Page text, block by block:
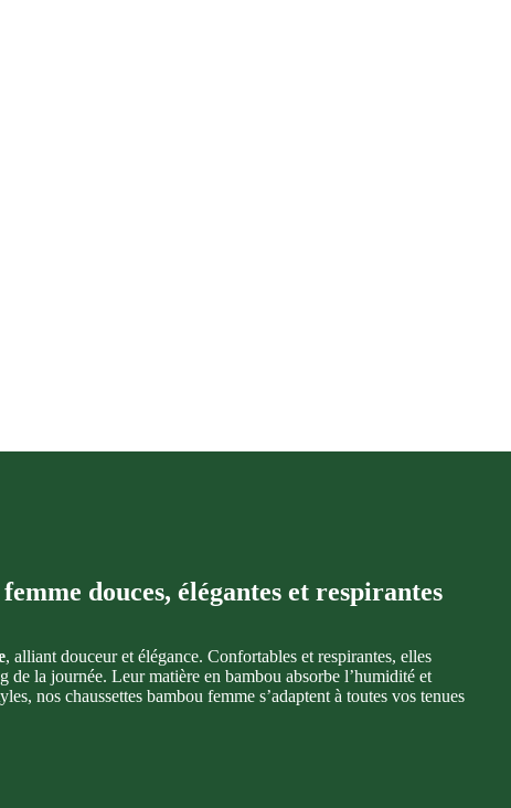
douces, élégantes et respirantes
, alliant douceur et élégance. Confortables et respirantes, elles
de la journée. Leur matière en bambou absorbe l’humidité et
nos chaussettes bambou femme s’adaptent à toutes vos tenues